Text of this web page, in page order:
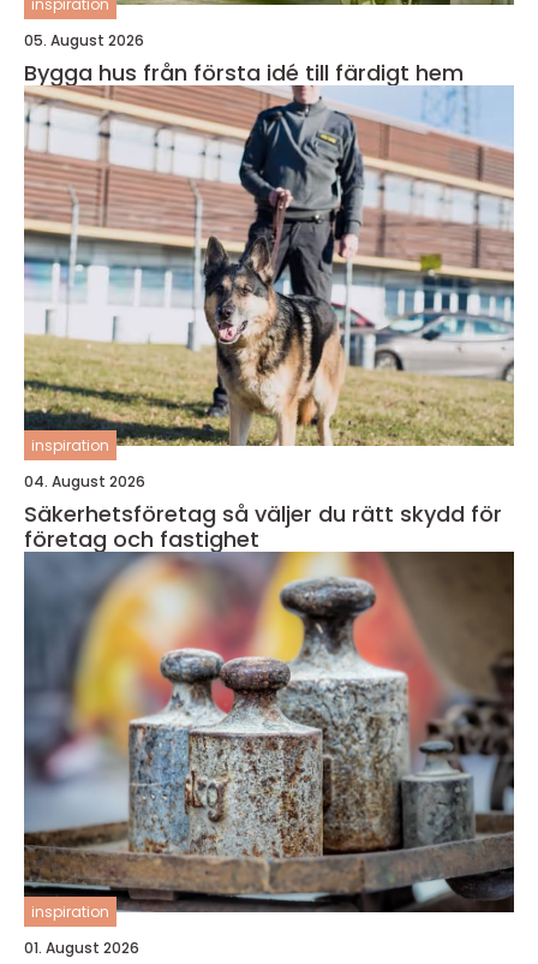
inspiration
05. August 2026
Bygga hus från första idé till färdigt hem
inspiration
04. August 2026
Säkerhetsföretag så väljer du rätt skydd för
företag och fastighet
inspiration
01. August 2026